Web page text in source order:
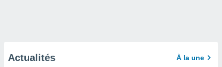
Actualités À la une